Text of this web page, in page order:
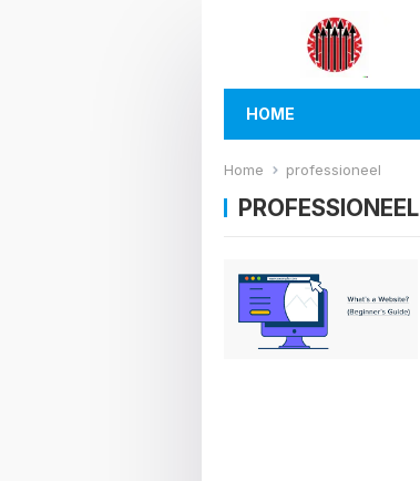
HOME
Home professioneel
PROFESSIONEEL